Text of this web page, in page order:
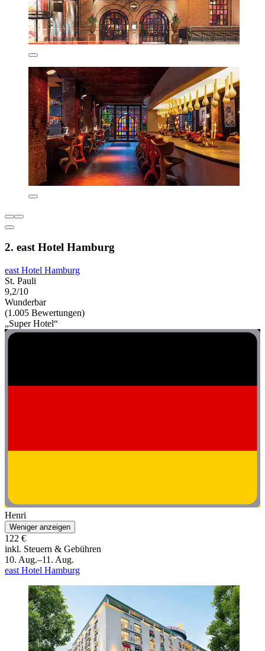
2. east Hotel Hamburg
east Hotel Hamburg
St. Pauli
9,2/10
Wunderbar
(1.005 Bewertungen)
„Super Hotel“
Henri
Weniger anzeigen
122 €
inkl. Steuern & Gebühren
10. Aug.–11. Aug.
east Hotel Hamburg